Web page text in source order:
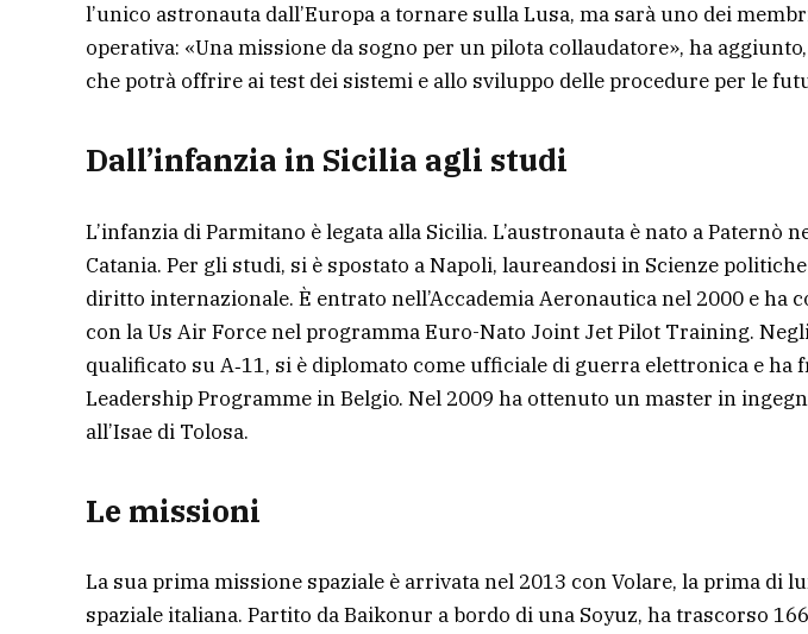
l’unico astronauta dall’Europa a tornare sulla Lusa, ma sarà uno dei
operativa: «Una missione da sogno per un pilota collaudatore», ha
che potrà offrire ai test dei sistemi e allo sviluppo delle procedure per le
Dall’infanzia in Sicilia agli studi
L’infanzia di Parmitano è legata alla Sicilia. L’austronauta è nato a Paternò
Catania. Per gli studi, si è spostato a Napoli, laureandosi in Scienze
diritto internazionale. È entrato nell’Accademia Aeronautica nel 2000 e ha
con la Us Air Force nel programma Euro-Nato Joint Jet Pilot Training.
qualificato su A‑11, si è diplomato come ufficiale di guerra elettronica e ha
Leadership Programme in Belgio. Nel 2009 ha ottenuto un master in
all’Isae di Tolosa.
Le missioni
La sua prima missione spaziale è arrivata nel 2013 con Volare, la prima di
spaziale italiana. Partito da Baikonur a bordo di una Soyuz, ha trascorso